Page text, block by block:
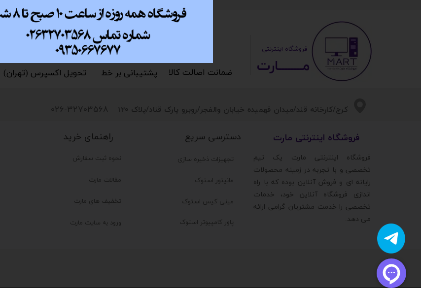
ستاپ کامل
​​کرج/کارخانه قند/میدان فهمیده خیابان والفجر/روبرو پارک قناد/پلاک 120
تجهیزات ذخیره سازی
مانیتور استوک
مینی کیس استوک
پاور کامپیوتر استوک
دسترسی سریع راهنمای خرید
نحوه ثبت سفارش
مقالات مارت
تخفیف های مارت
ورود به سایت مارت
​فروشگاه اینترنتی مارت
​فروشگاه اینترنتی مارت یک تیم
تخصصی و با تجربه در زمینه محصولات
رایانه ای و فروش آنلاین بوده که با راه
اندازی فروشگاه آنلاین خود، خدمات
تخصصی را خدمت مشتریان گرامی ارائه
می دهد.
026-32703568
مــــــــارت​​​​​​
​ ​فروشگاه اینترنتی
تحویل اکسپرس (تهران)​​​​​​​ پشتیبانی بر خط​​​​​​​ ضمانت اصالت کالا​​​​​​​